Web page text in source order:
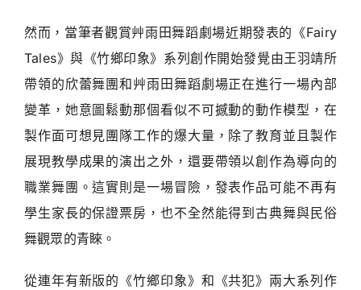
然而，當筆者觀賞艸雨田舞蹈劇場近期發表的《Fairy
Tales》與《竹鄉印象》系列創作開始發覺由王羽靖所
帶領的欣蕾舞團和艸雨田舞蹈劇場正在進行一場內部
變革，她意圖鬆動那個看似不可撼動的動作模型，在
製作面可想見團隊工作的爆大量，除了教育並且製作
展現教學成果的演出之外，還要帶領以創作為導向的
職業舞團。這實則是一場冒險，發表作品可能不再有
學生家長的保證票房，也不全然能得到古典舞與民俗
舞觀眾的青睞。
從連年有新版的《竹鄉印象》和《共犯》兩大系列作